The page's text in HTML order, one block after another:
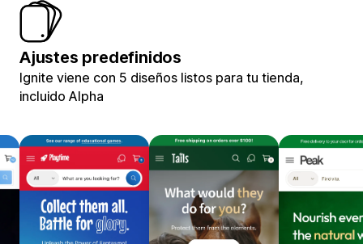
Ajustes predefinidos
Ignite viene con 5 diseños listos para tu tienda,
incluido Alpha